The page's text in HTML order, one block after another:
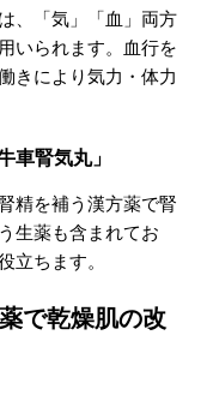
、「気」「血」両方
いられます。血行を
きにより気力・体力
車腎気丸」
精を補う漢方薬で腎
生薬も含まれてお
立ちます。
で乾燥肌の改